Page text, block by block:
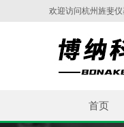
欢迎访问杭州旌斐
首页